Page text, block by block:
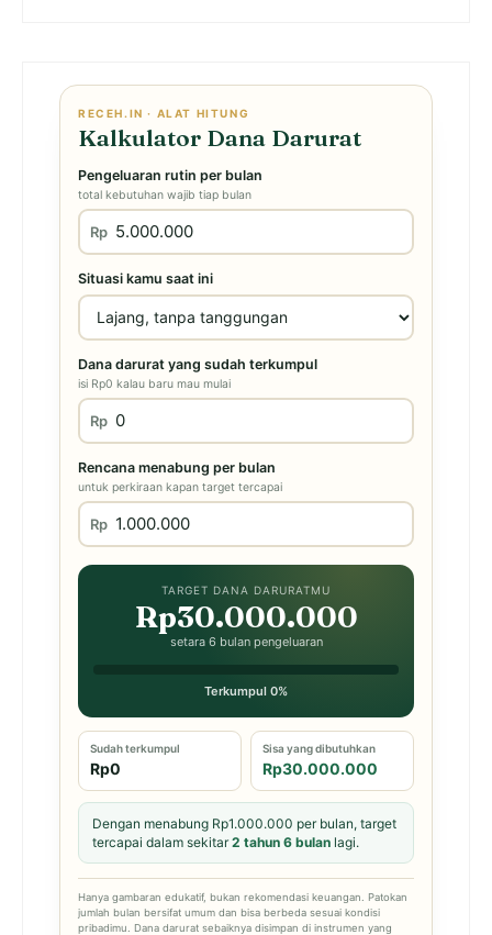
RECEH.IN · ALAT HITUNG
Kalkulator Dana Darurat
Pengeluaran rutin per bulan
total kebutuhan wajib tiap bulan
Rp
Situasi kamu saat ini
Dana darurat yang sudah terkumpul
isi Rp0 kalau baru mau mulai
Rp
Rencana menabung per bulan
untuk perkiraan kapan target tercapai
Rp
TARGET DANA DARURATMU
Rp30.000.000
setara 6 bulan pengeluaran
Terkumpul 0%
Sudah terkumpul
Rp0
Sisa yang dibutuhkan
Rp30.000.000
Dengan menabung Rp1.000.000 per bulan, target
tercapai dalam sekitar2 tahun 6 bulan lagi.
Hanya gambaran edukatif, bukan rekomendasi keuangan. Patokan
jumlah bulan bersifat umum dan bisa berbeda sesuai kondisi
pribadimu. Dana darurat sebaiknya disimpan di instrumen yang